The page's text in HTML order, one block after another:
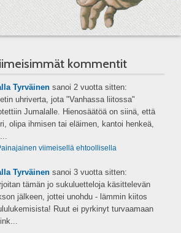
kommentit
Tyrväinensanoi 2 vuotta sitten:
uhriverta, jota "Vanhassa liitossa"
Jumalalle. Hienosäätöä on siinä, että
olipa ihmisen tai eläimen, kantoi henkeä,
viimeisellä ehtoollisella
Tyrväinensanoi 3 vuotta sitten:
tämän jo sukuluetteloja käsittelevän
jälkeen, jottei unohdu - lämmin kiitos
Ruut ei pyrkinyt turvaamaan